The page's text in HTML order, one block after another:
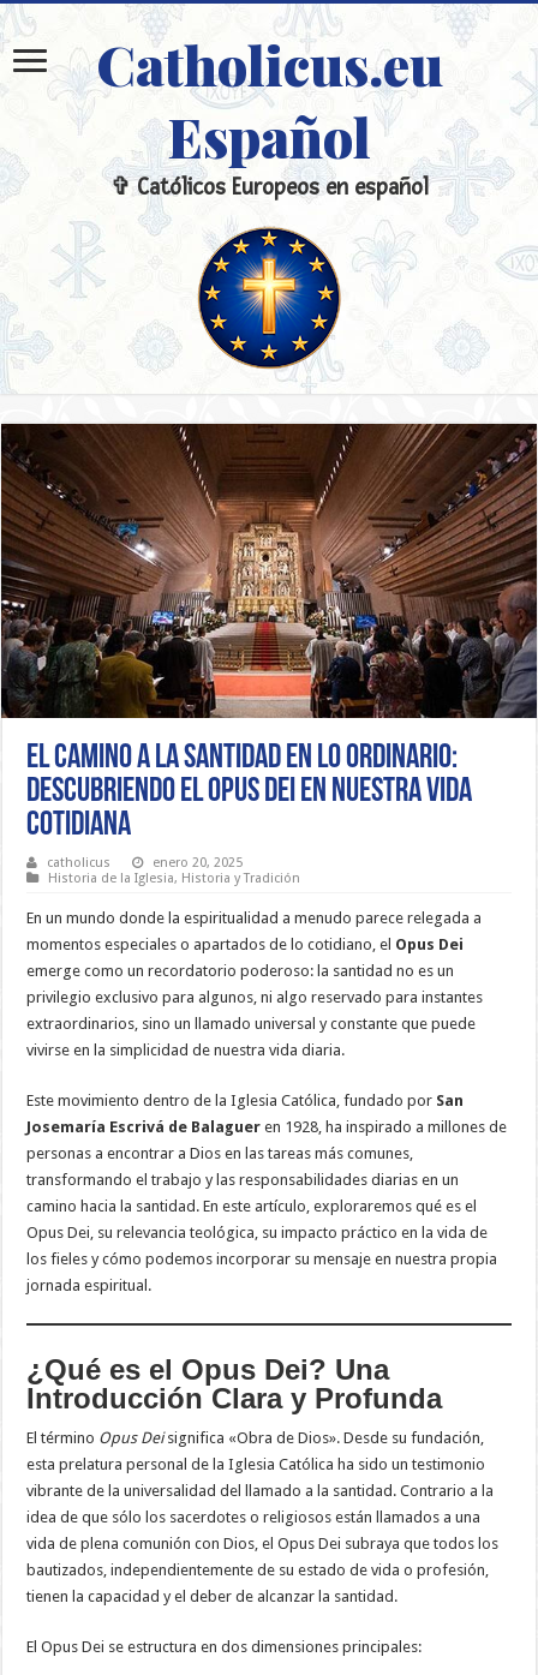
Catholicus.eu
Español
✞ Católicos Europeos en español
El Camino a la Santidad en lo Ordinario:
Descubriendo el Opus Dei en Nuestra Vida
Cotidiana
catholicus
enero 20, 2025
Historia de la Iglesia, Historia y Tradición
En un mundo donde la espiritualidad a menudo parece relegada a
momentos especiales o apartados de lo cotidiano, el Opus Dei
emerge como un recordatorio poderoso: la santidad no es un
privilegio exclusivo para algunos, ni algo reservado para instantes
extraordinarios, sino un llamado universal y constante que puede
vivirse en la simplicidad de nuestra vida diaria.
Este movimiento dentro de la Iglesia Católica, fundado por San
Josemaría Escrivá de Balaguer en 1928, ha inspirado a millones de
personas a encontrar a Dios en las tareas más comunes,
transformando el trabajo y las responsabilidades diarias en un
camino hacia la santidad. En este artículo, exploraremos qué es el
Opus Dei, su relevancia teológica, su impacto práctico en la vida de
los fieles y cómo podemos incorporar su mensaje en nuestra propia
jornada espiritual.
¿Qué es el Opus Dei? Una
Introducción Clara y Profunda
El término Opus Deisignifica «Obra de Dios». Desde su fundación,
esta prelatura personal de la Iglesia Católica ha sido un testimonio
vibrante de la universalidad del llamado a la santidad. Contrario a la
idea de que sólo los sacerdotes o religiosos están llamados a una
vida de plena comunión con Dios, el Opus Dei subraya que todos los
bautizados, independientemente de su estado de vida o profesión,
tienen la capacidad y el deber de alcanzar la santidad.
El Opus Dei se estructura en dos dimensiones principales: